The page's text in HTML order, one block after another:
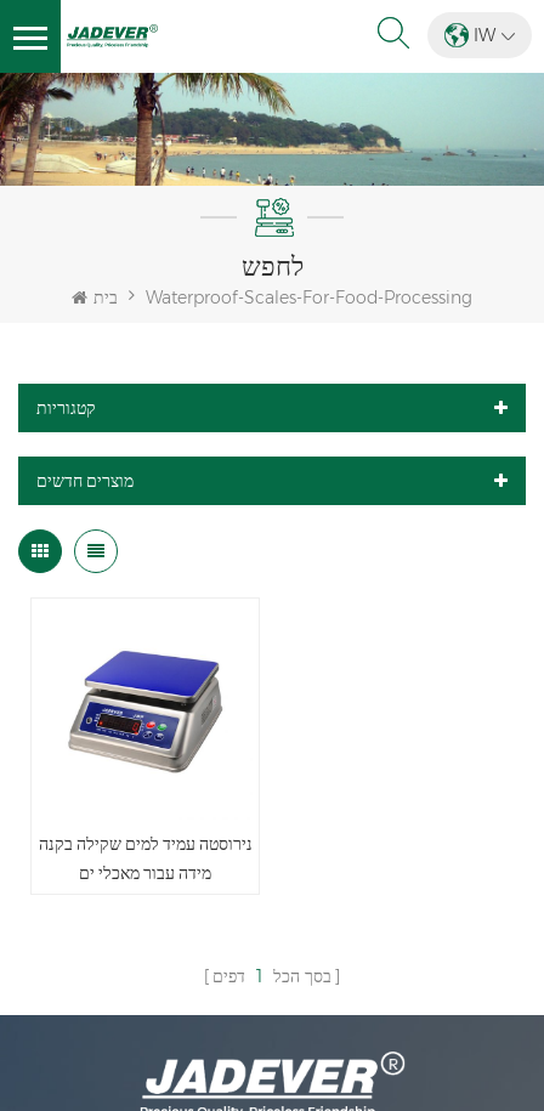
IW
לחפש
בית Waterproof-Scales-For-Food-Processing
קטגוריות
מוצרים חדשים
נירוסטה עמיד למים שקילה בקנה
מידה עבור מאכלי ים
בסך הכל 1 דפים